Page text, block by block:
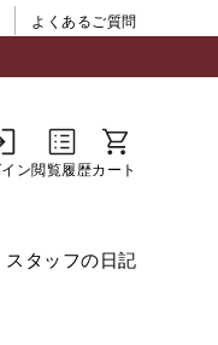
よくあるご質問
スタッフの日記